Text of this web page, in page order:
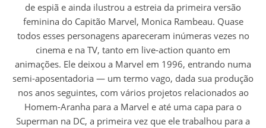
de espiã e ainda ilustrou a estreia da primeira versão
feminina do Capitão Marvel, Monica Rambeau. Quase
todos esses personagens apareceram inúmeras vezes no
cinema e na TV, tanto em live-action quanto em
animações. Ele deixou a Marvel em 1996, entrando numa
semi-aposentadoria — um termo vago, dada sua produção
nos anos seguintes, com vários projetos relacionados ao
Homem-Aranha para a Marvel e até uma capa para o
Superman na DC, a primeira vez que ele trabalhou para a